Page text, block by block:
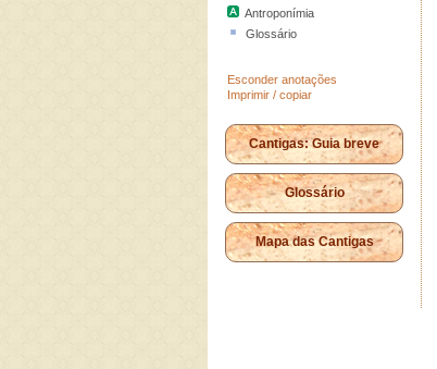
Antroponímia
Glossário
Esconder anotações
Imprimir / copiar
Cantigas: Guia breve
Glossário
Mapa das Cantigas